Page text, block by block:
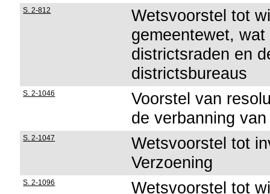
S. 2-812
Wetsvoorstel tot
gemeentewet,
districtsraden en
districtsbureaus
S. 2-1046
Voorstel van
de verbanning
S. 2-1047
Wetsvoorstel tot
Verzoening
S. 2-1096
Wetsvoorstel tot